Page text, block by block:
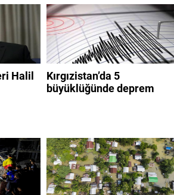
Halil
Kırgızistan’da 5
büyüklüğünde deprem